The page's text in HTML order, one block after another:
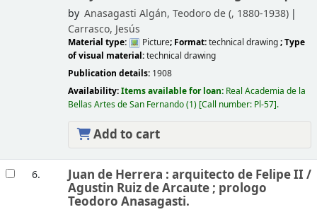
by Anasagasti Algán, Teodoro de (, 1880-1938)
Carrasco, Jesús
Material type: Picture; Format:technical drawing; Type
of visual material:technical drawing
Publication details: 1908
Availability:Items available for loan: Real Academia de la
Bellas Artes de San Fernando(1) Call number: Pl-57 .
Add to cart
6. Juan de Herrera : arquitecto de Felipe II /
Agustin Ruiz de Arcaute ; prologo
Teodoro Anasagasti.